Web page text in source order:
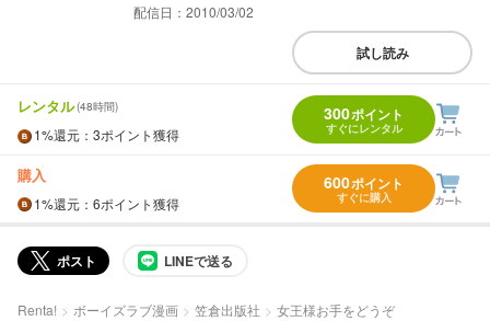
配信日：2010/03/02
試し読み
レンタル(48時間)
1%還元 ：3ポイント獲得
300ポイント
すぐにレンタル
購入
1%還元 ：6ポイント獲得
600ポイント
すぐに購入
ポスト LINEで送る
Renta! ボーイズラブ漫画 笠倉出版社 女王様お手をどうぞ